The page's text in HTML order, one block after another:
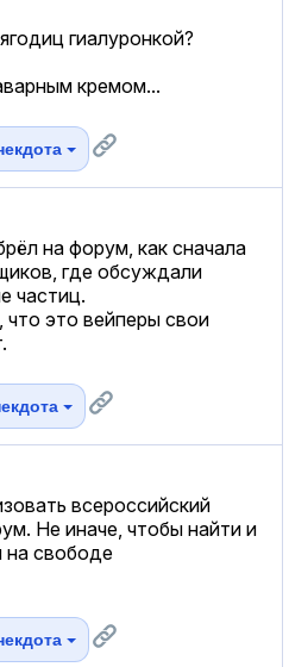
гиалуронкой?
кремом...
на форум, как сначала
где обсуждали
частиц.
что это вейперы свои
всероссийский
Не иначе, чтобы найти и
на свободе